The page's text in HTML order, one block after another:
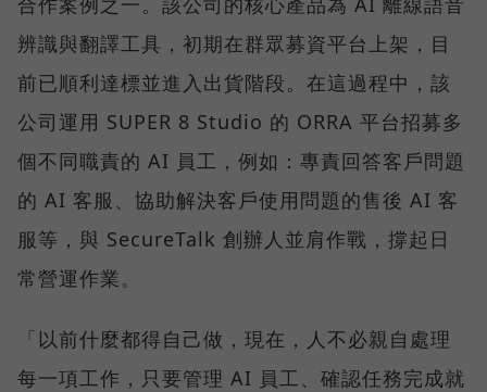
辨識與翻譯工具，初期在群眾募資平台上架，目
前已順利達標並進入出貨階段。在這過程中，該
公司運用 SUPER 8 Studio 的 ORRA 平台招募多
個不同職責的 AI 員工，例如：專責回答客戶問題
的 AI 客服、協助解決客戶使用問題的售後 AI 客
服等，與 SecureTalk 創辦人並肩作戰，撐起日
常營運作業。
「以前什麼都得自己做，現在，人不必親自處理
每一項工作，只要管理 AI 員工、確認任務完成就